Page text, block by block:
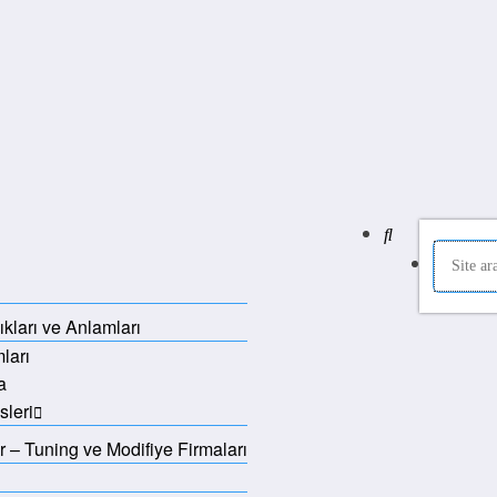
ve Anlamları
– Tuning ve Modifiye Firmaları